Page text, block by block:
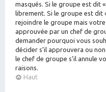
masqués. Si le groupe est dit
librement. Si le groupe est dit
rejoindre le groupe mais
approuvée par un chef de
demander pourquoi vous
décider s’il approuvera ou
le chef de groupe s’il annule
raisons.
Haut